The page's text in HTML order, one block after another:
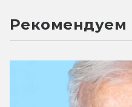
Рекомендуем